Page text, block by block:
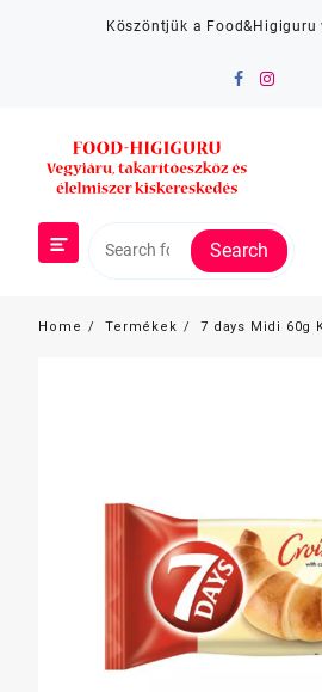
Köszöntjük a Food&Higiguru
Search
Home Termékek 7 days Midi 60g